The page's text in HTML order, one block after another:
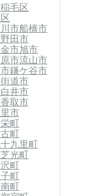
毛区
市船橋市
野田市
市旭市
市流山市
鎌ケ谷市
道市
白井市
香取市
市
町
町
九里町
光町
町
町
町